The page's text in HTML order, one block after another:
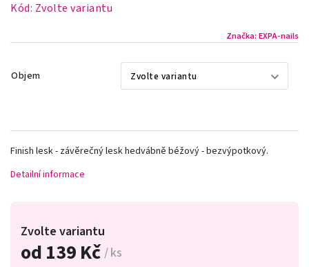
Kód: Zvolte variantu
Značka: EXPA-nails
Objem
od 139 Kč / ks
Zvolte variantu
Finish lesk - závěrečný lesk hedvábně béžový - bezvýpotkový.
Detailní informace